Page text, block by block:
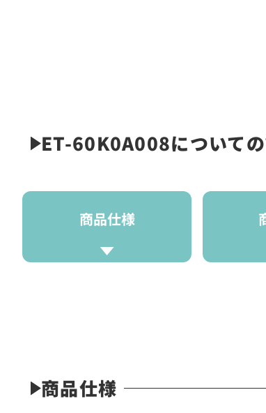
ET-60K0A008について
商品仕様
商品仕様